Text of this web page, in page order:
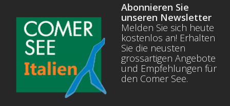
Abonnieren Sie
unseren Newsletter
Melden Sie sich heute
kostenlos an! Erhalten
Sie die neusten
grossartigen Angebote
und Empfehlungen für
den Comer See.